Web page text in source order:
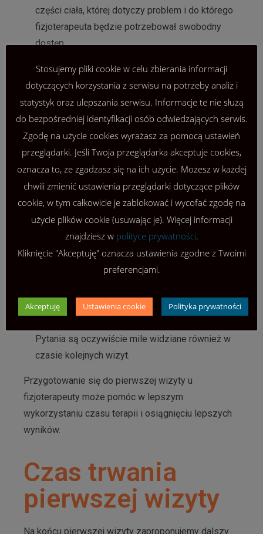
części ciała, której dotyczy problem i do którego
fizjoterapeuta będzie potrzebował swobodny
dostęp,
przeciwbólowych: Przed wizytą nie przyjmuj
leków przeciwbólowych, chyba, że problem, z
którym do nas przychodzisz bezwzględnie tego
wymaga,
Przemyśl swoje cele: Przygotuj się na rozmowę
z fizjoterapeutą na temat swoich celów w
odniesieniu do leczenia i powrotu do zdrowia.
Czy chcesz wrócić do uprawiania sportu,
odzyskać pełną funkcjonalność np. ręki, czy może
chodzić bez bólu?
Przygotuj pytania: Przed wizytą warto pomyśleć
o wszelkich pytaniach, które chcesz zadać
fizjoterapeucie w trakcie pierwszej wizyty.
terapii, a także o to, co możesz zrobić w domu,
Pytania są oczywiście mile widziane również w
czasie kolejnych wizyt.
Przygotowanie się do pierwszej wizyty u
fizjoterapeuty może pomóc w lepszym
wykorzystaniu czasu terapii i osiągnięciu lepszych
wyników.
Czas trwania
pierwszej wizyty
Na końcu pierwszej wizyty zaproponujemy dalszy
Stosujemy pliki cookie w celu zbierania informacji
dotyczących korzystania z serwisu na potrzeby analiz i
statystyk oraz ulepszania serwisu. Informacje te nie służą
do bezpośredniej identyfikacji osób odwiedzających serwis.
Zgodę na użycie cookies wyrażasz za pomocą ustawień
przeglądarki. Jeśli Twoja przeglądarka akceptuje cookies,
oznacza to, że zgadzasz się na ich użycie. Możesz w każdej
chwili zmienić ustawienia przeglądarki dotyczące plików
cookie, w tym całkowicie je zablokować i wycofać zgodę na
użycie plików cookie (usuwając je). Więcej informacji
znajdziesz w polityce prywatności.
Kliknięcie "Akceptuję" oznacza ustawienia zgodne z Twoimi
preferencjami.
Akceptuję Ustawienia cookie Polityka prywatności